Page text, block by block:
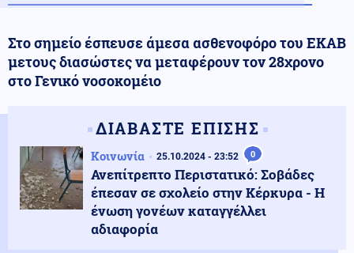
Στο σημείο έσπευσε άμεσα ασθενοφόρο του ΕΚΑΒ
μετους διασώστες να μεταφέρουν τον 28χρονο
στο Γενικό νοσοκομέιο
ΔΙΑΒΑΣΤΕ ΕΠΙΣΗΣ
Κοινωνία 25.10.2024 - 23:52 0
Ανεπίτρεπτο Περιστατικό: Σοβάδες
έπεσαν σε σχολείο στην Κέρκυρα - Η
ένωση γονέων καταγγέλλει
αδιαφορία